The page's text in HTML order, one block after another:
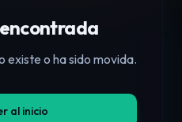
existe o ha sido movida.
al inicio